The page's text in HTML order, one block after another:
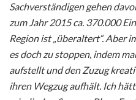
Sachverständigen gehen
zum Jahr 2015 ca. 370.000
Region ist „überaltert“. Aber
es doch zu stoppen, indem
aufstellt und den Zuzug
ihren Wegzug aufhält. Ich